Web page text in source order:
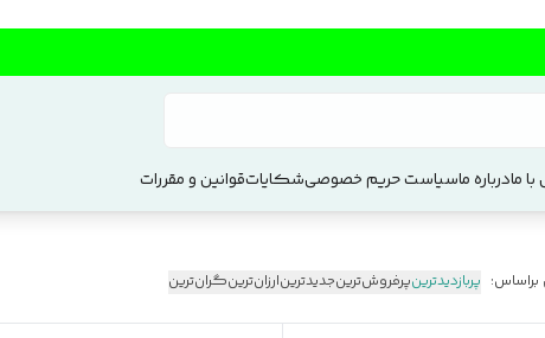
مادرباره ماسیاست حریم خصوصیشکایاتقوانین و مقررات
براساس: پربازدیدترینپرفروش‌ترینجدیدترینارزان‌ترینگران‌ترین